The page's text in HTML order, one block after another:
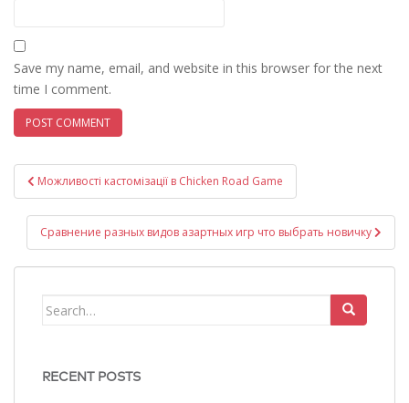
Save my name, email, and website in this browser for the next
time I comment.
Post
navigation
Можливості кастомізації в Chicken Road Game
Сравнение разных видов азартных игр что выбрать новичку
Search
RECENT POSTS